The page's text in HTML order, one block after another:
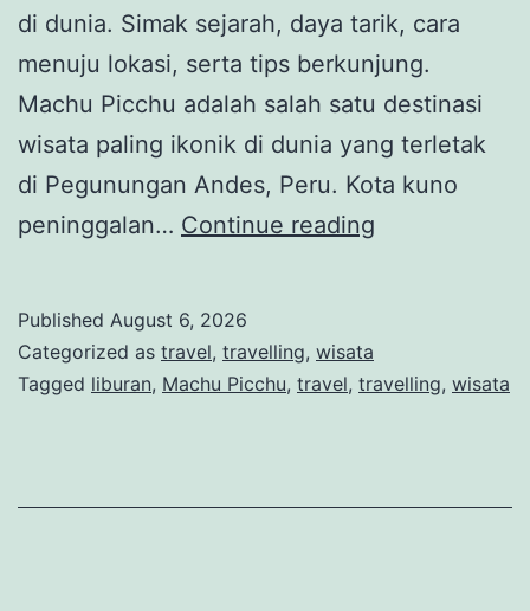
di dunia. Simak sejarah, daya tarik, cara
menuju lokasi, serta tips berkunjung.
Machu Picchu adalah salah satu destinasi
wisata paling ikonik di dunia yang terletak
di Pegunungan Andes, Peru. Kota kuno
peninggalan… Continue reading
Suku
Menjadi
Published August 6, 2026
Categorized as travel, travelling, wisata
Tagged liburan, Machu Picchu, travel, travelling, wisata